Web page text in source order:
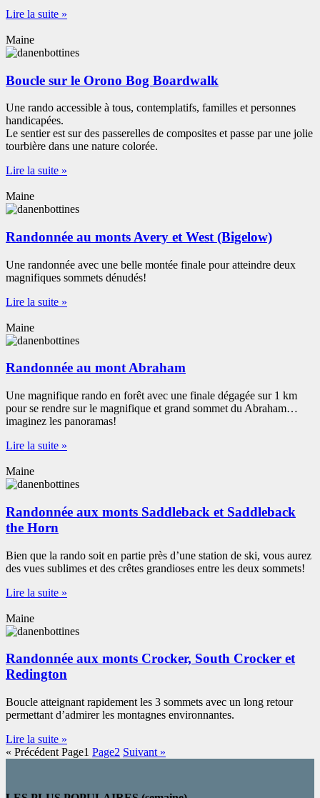
Lire la suite »
Maine
Boucle sur le Orono Bog Boardwalk
Une rando accessible à tous, contemplatifs, familles et personnes
handicapées.
Le sentier est sur des passerelles de composites et passe par une jolie
tourbière dans une nature colorée.
Lire la suite »
Maine
Randonnée au monts Avery et West (Bigelow)
Une randonnée avec une belle montée finale pour atteindre deux
magnifiques sommets dénudés!
Lire la suite »
Maine
Randonnée au mont Abraham
Une magnifique rando en forêt avec une finale dégagée sur 1 km
pour se rendre sur le magnifique et grand sommet du Abraham…
imaginez les panoramas!
Lire la suite »
Maine
Randonnée aux monts Saddleback et Saddleback
the Horn
Bien que la rando soit en partie près d’une station de ski, vous aurez
des vues sublimes et des crêtes grandioses entre les deux sommets!
Lire la suite »
Maine
Randonnée aux monts Crocker, South Crocker et
Redington
Boucle atteignant rapidement les 3 sommets avec un long retour
permettant d’admirer les montagnes environnantes.
Lire la suite »
« Précédent Page1 Page2 Suivant »